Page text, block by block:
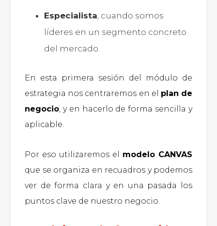
Especialista, cuando somos
líderes en un segmento concreto
del mercado.
En esta primera sesión del módulo de
estrategia nos centraremos en el plan de
negocio, y en hacerlo de forma sencilla y
aplicable.
Por eso utilizaremos el modelo CANVAS
que se organiza en recuadros y podemos
ver de forma clara y en una pasada los
puntos clave de nuestro negocio.